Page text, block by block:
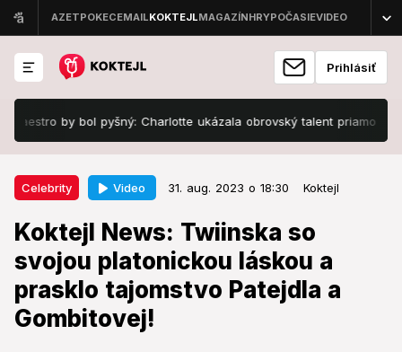
Prihlásiť
by bol pyšný: Charlotte ukázala obrovský talent priamo v Paríži!
Celebrity Video 31. aug. 2023 o 18:30 Koktejl
Koktejl News: Twiinska so
svojou platonickou láskou a
prasklo tajomstvo Patejdla a
Gombitovej!
Celebrity 31. aug. 2023 o 18:30
Koktejl News: Twiinska so svojou
platonickou láskou a prasklo
tajomstvo Patejdla a Gombitovej!
V šoubiznise sa opäť diali veci.